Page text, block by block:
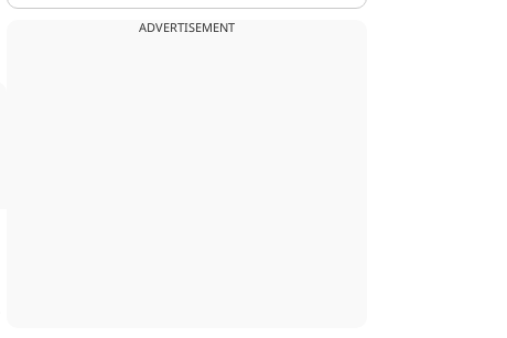
ADVERTISEMENT